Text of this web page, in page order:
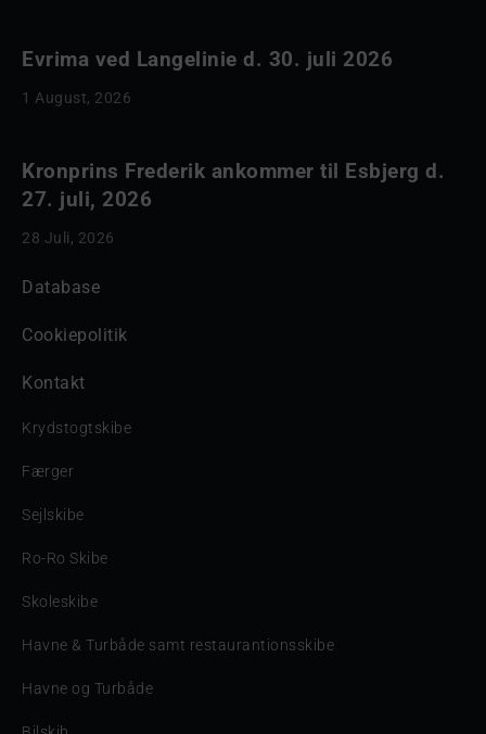
Evrima ved Langelinie d. 30. juli 2026
1 August, 2026
Kronprins Frederik ankommer til Esbjerg d.
27. juli, 2026
28 Juli, 2026
Database
Cookiepolitik
Kontakt
Krydstogtskibe
Færger
Sejlskibe
Ro-Ro Skibe
Skoleskibe
Havne & Turbåde samt restaurantionsskibe
Havne og Turbåde